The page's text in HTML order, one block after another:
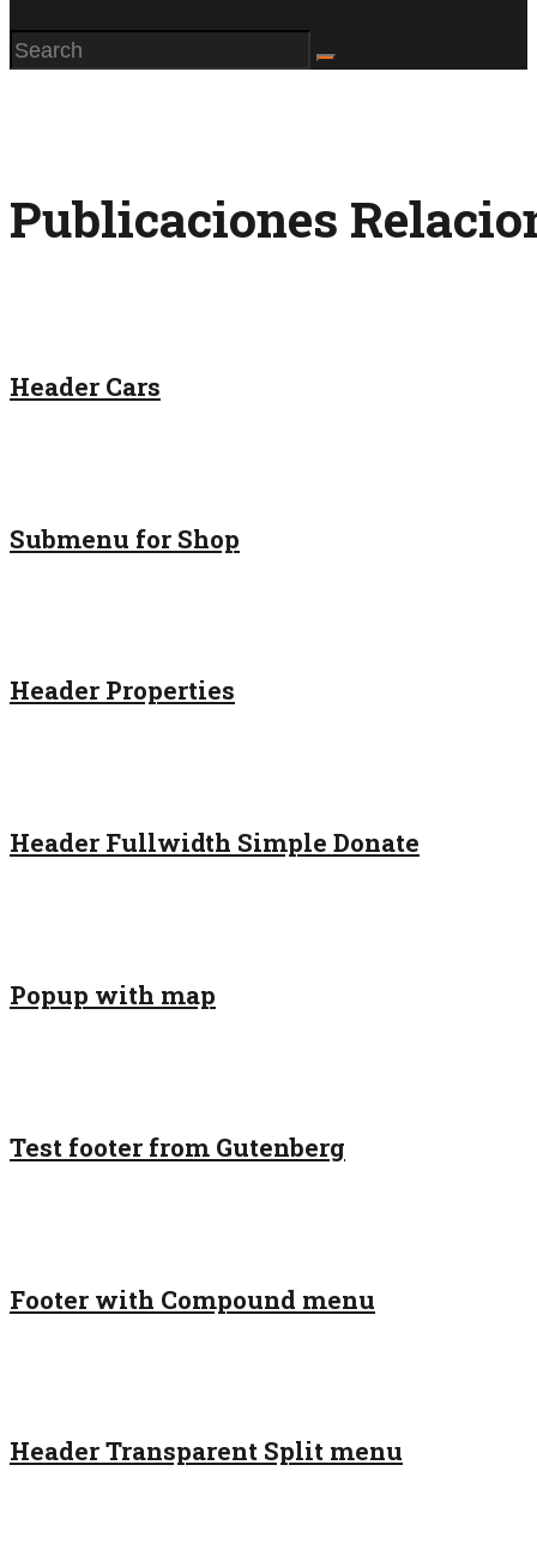
Publicaciones
Header Cars
Submenu for Shop
Header Properties
Header Fullwidth Simple Donate
Popup with map
Test footer from Gutenberg
Footer with Compound menu
Header Transparent Split menu